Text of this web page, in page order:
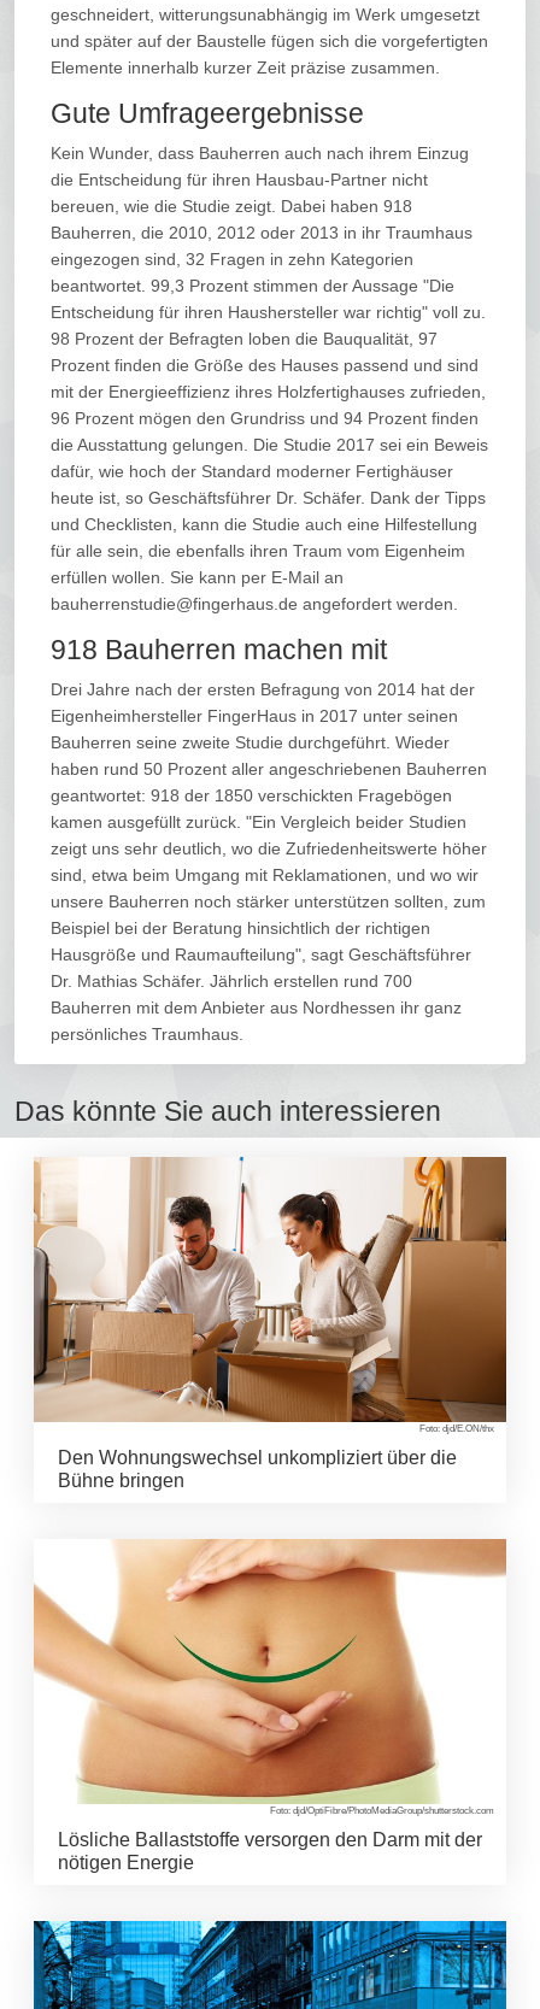
geschneidert, witterungsunabhängig im Werk umgesetzt
und später auf der Baustelle fügen sich die vorgefertigten
Elemente innerhalb kurzer Zeit präzise zusammen.
Gute Umfrageergebnisse
Kein Wunder, dass Bauherren auch nach ihrem Einzug
die Entscheidung für ihren Hausbau-Partner nicht
bereuen, wie die Studie zeigt. Dabei haben 918
Bauherren, die 2010, 2012 oder 2013 in ihr Traumhaus
eingezogen sind, 32 Fragen in zehn Kategorien
beantwortet. 99,3 Prozent stimmen der Aussage "Die
Entscheidung für ihren Haushersteller war richtig" voll zu.
98 Prozent der Befragten loben die Bauqualität, 97
Prozent finden die Größe des Hauses passend und sind
mit der Energieeffizienz ihres Holzfertighauses zufrieden,
96 Prozent mögen den Grundriss und 94 Prozent finden
die Ausstattung gelungen. Die Studie 2017 sei ein Beweis
dafür, wie hoch der Standard moderner Fertighäuser
heute ist, so Geschäftsführer Dr. Schäfer. Dank der Tipps
und Checklisten, kann die Studie auch eine Hilfestellung
für alle sein, die ebenfalls ihren Traum vom Eigenheim
erfüllen wollen. Sie kann per E-Mail an
bauherrenstudie@fingerhaus.de angefordert werden.
918 Bauherren machen mit
Drei Jahre nach der ersten Befragung von 2014 hat der
Eigenheimhersteller FingerHaus in 2017 unter seinen
Bauherren seine zweite Studie durchgeführt. Wieder
haben rund 50 Prozent aller angeschriebenen Bauherren
geantwortet: 918 der 1850 verschickten Fragebögen
kamen ausgefüllt zurück. "Ein Vergleich beider Studien
zeigt uns sehr deutlich, wo die Zufriedenheitswerte höher
sind, etwa beim Umgang mit Reklamationen, und wo wir
unsere Bauherren noch stärker unterstützen sollten, zum
Beispiel bei der Beratung hinsichtlich der richtigen
Hausgröße und Raumaufteilung", sagt Geschäftsführer
Dr. Mathias Schäfer. Jährlich erstellen rund 700
Bauherren mit dem Anbieter aus Nordhessen ihr ganz
persönliches Traumhaus.
Das könnte Sie auch interessieren
Foto: djd/E.ON/thx
Den Wohnungswechsel unkompliziert über die
Bühne bringen
Foto: djd/OptiFibre/PhotoMediaGroup/shutterstock.com
Lösliche Ballaststoffe versorgen den Darm mit der
nötigen Energie